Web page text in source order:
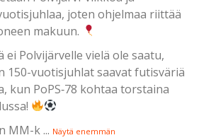
joten ohjelmaa riittää
makuun.
ei Polvijärvelle vielä ole saatu,
150-vuotisjuhlat saavat futisväriä
kun PoPS‑78 kohtaa torstaina
MM-k... Näytä enemmän